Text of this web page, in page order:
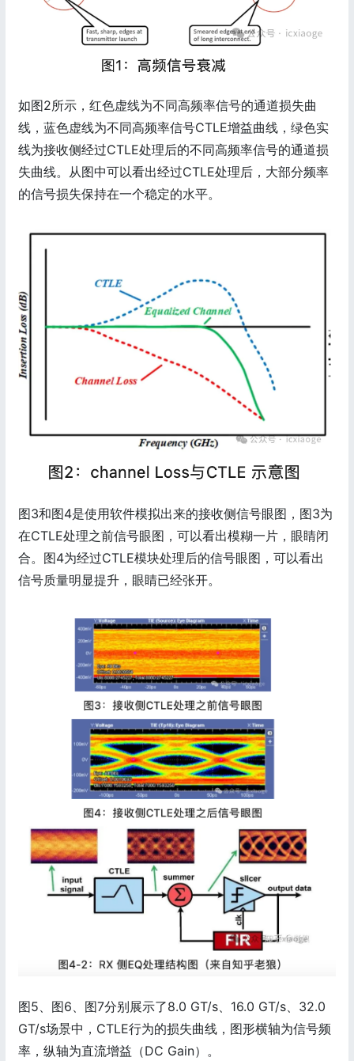
如图2所示，红色虚线为不同高频率信号的通道损失曲
线，蓝色虚线为不同高频率信号CTLE增益曲线，绿色实
线为接收侧经过CTLE处理后的不同高频率信号的通道损
失曲线。从图中可以看出经过CTLE处理后，大部分频率
的信号损失保持在一个稳定的水平。
图3和图4是使用软件模拟出来的接收侧信号眼图，图3为
在CTLE处理之前信号眼图，可以看出模糊一片，眼睛闭
合。图4为经过CTLE模块处理后的信号眼图，可以看出
信号质量明显提升，眼睛已经张开。
图5、图6、图7分别展示了8.0 GT/s、16.0 GT/s、32.0
GT/s场景中，CTLE行为的损失曲线，图形横轴为信号频
率，纵轴为直流增益（DC Gain）。